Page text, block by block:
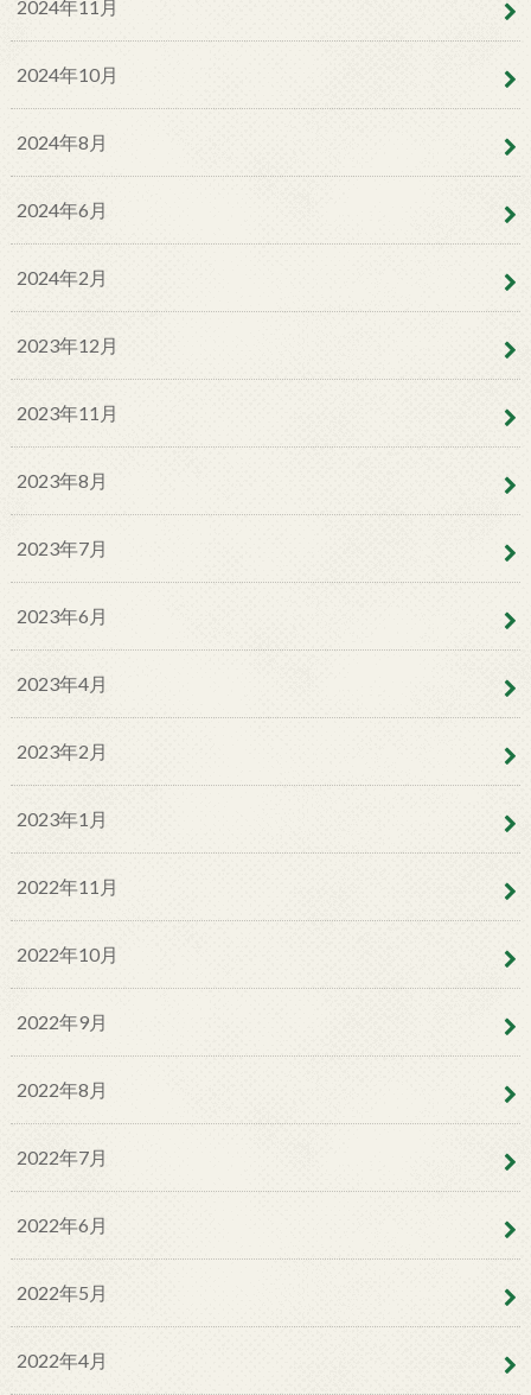
2024年11月
2024年10月
2024年8月
2024年6月
2024年2月
2023年12月
2023年11月
2023年8月
2023年7月
2023年6月
2023年4月
2023年2月
2023年1月
2022年11月
2022年10月
2022年9月
2022年8月
2022年7月
2022年6月
2022年5月
2022年4月